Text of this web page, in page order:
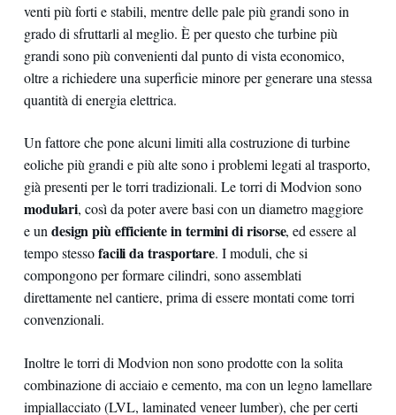
venti più forti e stabili, mentre delle pale più grandi sono in
grado di sfruttarli al meglio. È per questo che turbine più
grandi sono più convenienti dal punto di vista economico,
oltre a richiedere una superficie minore per generare una stessa
quantità di energia elettrica.
Un fattore che pone alcuni limiti alla costruzione di turbine
eoliche più grandi e più alte sono i problemi legati al trasporto,
già presenti per le torri tradizionali. Le torri di Modvion sono
modulari, così da poter avere basi con un diametro maggiore
e undesign più efficiente in termini di risorse, ed essere al
tempo stessofacili da trasportare. I moduli, che si
compongono per formare cilindri, sono assemblati
direttamente nel cantiere, prima di essere montati come torri
convenzionali.
Inoltre le torri di Modvion non sono prodotte con la solita
combinazione di acciaio e cemento, ma con un legno lamellare
impiallacciato (LVL, laminated veneer lumber), che per certi